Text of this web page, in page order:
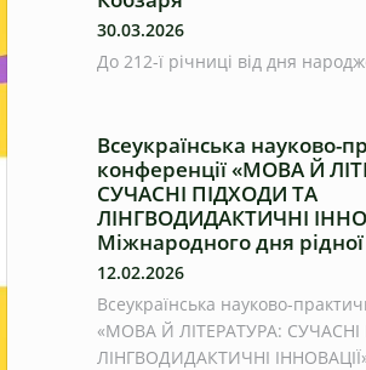
30.03.2026
До 212-ї річниці від дня
Всеукраїнська науково-
конференції «МОВА Й
СУЧАСНІ ПІДХОДИ ТА
ЛІНГВОДИДАКТИЧНІ
Міжнародного дня
12.02.2026
Всеукраїнська науково-
«МОВА Й ЛІТЕРАТУРА:
ЛІНГВОДИДАКТИЧНІ